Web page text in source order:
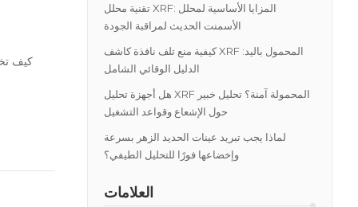
تقنية محلل XRF: المزايا الأساسية لمحلل
الأسمنت الحديث لمراقبة الجودة
كيفية منع تلف نافذة كاشف XRF المحمول باليد:
الدليل الوقائي الشامل
هل أجهزة تحليل XRF المحمولة آمنة؟ تحليل خبير
حول الإشعاع وقواعد التشغيل
لماذا يجب تبريد عينات الحديد الزهر بسرعة
وإخضاعها فورًا للتحليل الطيفي؟
العلامات
كيف